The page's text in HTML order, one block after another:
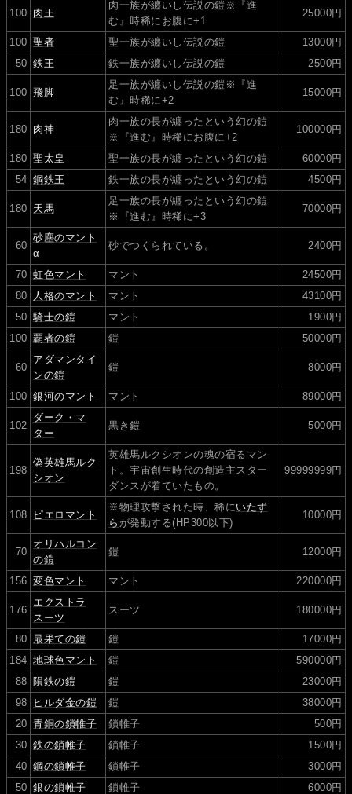
100 肉王
肉一族が纏いし伝説の鎧※『進
む』時稀にお腹に+1
25000円
100 聖者 聖一族が纏いし伝説の鎧
13000円
50 鉄王 鉄一族が纏いし伝説の鎧 2500円
100 飛脚
足一族が纏いし伝説の鎧※『進
む』時稀に+2
15000円
180 肉神
肉一族の長が纏ったという幻の鎧
※『進む』時稀にお腹に+2
100000円
180 聖太皇 聖一族の長が纏ったという幻の鎧
60000円
54 鋼鉄王 鉄一族の長が纏ったという幻の鎧 4500円
180 天馬
足一族の長が纏ったという幻の鎧
※『進む』時稀に+3
70000円
60
砂塵のマント
α
砂でつくられている。 2400円
70 虹色マント マント
24500円
80
人格のマント マント
43100円
50 騎士の鎧 マント
1900円
100 覇者の鎧 鎧 50000円
60
アダマンタイ
ンの鎧
鎧 8000円
100 銀河のマント マント 89000円
102
ダーク・マ
ター
黒き鎧 5000円
198
偽英雄馬ルク
シオン
英雄馬ルクシオンの魂の宿るマン
ト。宇宙創生時代の創造主スター
ダンスが着ていたもの。
99999999円
108 ピエロマント
※物理攻撃された時、稀に いたず
ら が発動する(HP300以下)
10000円
70
オリハルコン
の鎧
鎧 12000円
156 変色マント マント 220000円
176
エクストラ
スーツ
スーツ 180000円
80 最果ての鎧 鎧
17000円
184 地球色マント 鎧
590000円
88 隕鉄の鎧 鎧
23000円
98
ヒルダ金の鎧 鎧
38000円
20 青銅の鎖帷子 鎖帷子
500円
30 鉄の鎖帷子 鎖帷子
1500円
40 鋼の鎖帷子 鎖帷子
3000円
50 銀の鎖帷子 鎖帷子
6000円